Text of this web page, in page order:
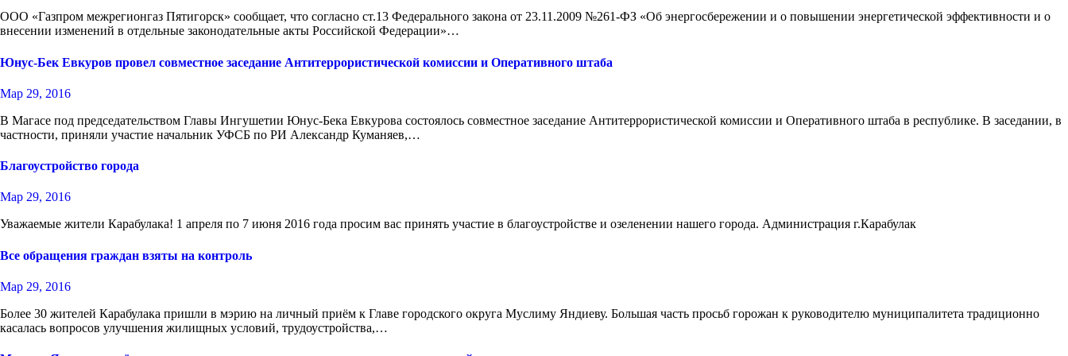
ООО «Газпром межрегионгаз Пятигорск» сообщает, что согласно ст.13 Федерального закона от 23.11.2009 №261-ФЗ «Об энергосбережении и о повышении энергетической эффективности и о
внесении изменений в отдельные законодательные акты Российской Федерации»…
Юнус-Бек Евкуров провел совместное заседание Антитеррористической комиссии и Оперативного штаба
Мар 29, 2016
В Магасе под председательством Главы Ингушетии Юнус-Бека Евкурова состоялось совместное заседание Антитеррористической комиссии и Оперативного штаба в республике. В заседании, в
частности, приняли участие начальник УФСБ по РИ Александр Куманяев,…
Благоустройство города
Мар 29, 2016
Уважаемые жители Карабулака! 1 апреля по 7 июня 2016 года просим вас принять участие в благоустройстве и озеленении нашего города. Администрация г.Карабулак
Все обращения граждан взяты на контроль
Мар 29, 2016
Более 30 жителей Карабулака пришли в мэрию на личный приём к Главе городского округа Муслиму Яндиеву. Большая часть просьб горожан к руководителю муниципалитета традиционно
касалась вопросов улучшения жилищных условий, трудоустройства,…